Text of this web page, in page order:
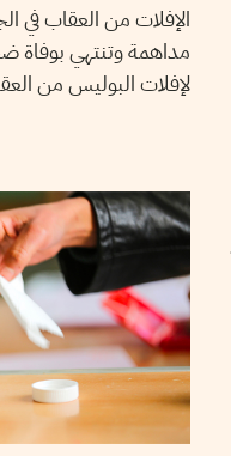
الإفلات من العقاب في
مداهمة وتنتهي بوفاة
لإفلات البوليس من